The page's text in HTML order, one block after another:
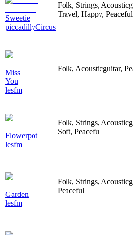
Sweetie
piccadillyCircus
Folk, Strings,
Travel, Happy, Peaceful
Miss
You
lesfm
Folk, Acousticguitar,
Flowerpot
lesfm
Folk, Strings,
Soft, Peaceful
Garden
lesfm
Folk, Strings,
Peaceful